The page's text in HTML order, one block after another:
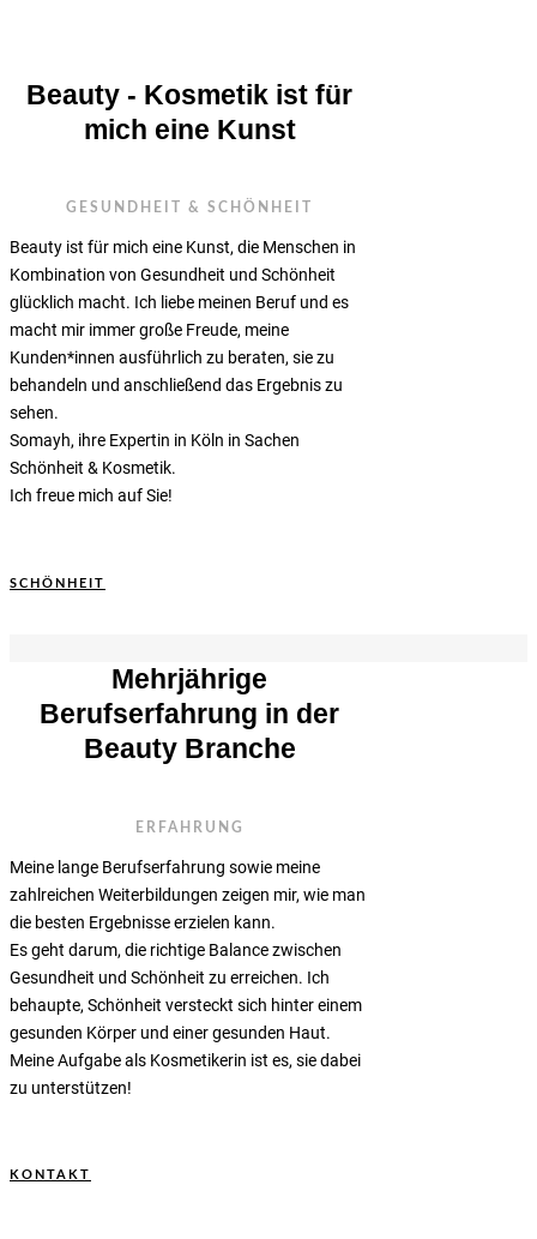
Beauty - Kosmetik ist für
mich eine Kunst
GESUNDHEIT & SCHÖNHEIT
Beauty ist für mich eine Kunst, die Menschen in
Kombination von Gesundheit und Schönheit
glücklich macht. Ich liebe meinen Beruf und es
macht mir immer große Freude, meine
Kunden*innen ausführlich zu beraten, sie zu
behandeln und anschließend das Ergebnis zu
sehen.
Somayh, ihre Expertin in Köln in Sachen
Schönheit & Kosmetik.
Ich freue mich auf Sie!
SCHÖNHEIT
Mehrjährige
Berufserfahrung in der
Beauty Branche
ERFAHRUNG
Meine lange Berufserfahrung sowie meine
zahlreichen Weiterbildungen zeigen mir, wie man
die besten Ergebnisse erzielen kann.
Es geht darum, die richtige Balance zwischen
Gesundheit und Schönheit zu erreichen. Ich
behaupte, Schönheit versteckt sich hinter einem
gesunden Körper und einer gesunden Haut.
Meine Aufgabe als Kosmetikerin ist es, sie dabei
zu unterstützen!
KONTAKT